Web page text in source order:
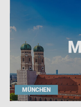
MÜNCHEN